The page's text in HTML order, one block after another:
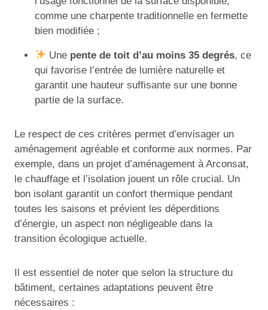
comme une charpente traditionnelle en fermette
bien modifiée ;
Une pente de toit d’au moins 35 degrés, ce
qui favorise l’entrée de lumière naturelle et
garantit une hauteur suffisante sur une bonne
partie de la surface.
Le respect de ces critères permet d’envisager un
aménagement agréable et conforme aux normes. Par
exemple, dans un projet d’aménagement à Arconsat,
le chauffage et l’isolation jouent un rôle crucial. Un
bon isolant garantit un confort thermique pendant
toutes les saisons et prévient les déperditions
d’énergie, un aspect non négligeable dans la
transition écologique actuelle.
Il est essentiel de noter que selon la structure du
bâtiment, certaines adaptations peuvent être
nécessaires :